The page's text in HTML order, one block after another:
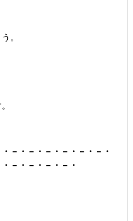
。
－・－・－・－・－・－・
－・－・－・－・